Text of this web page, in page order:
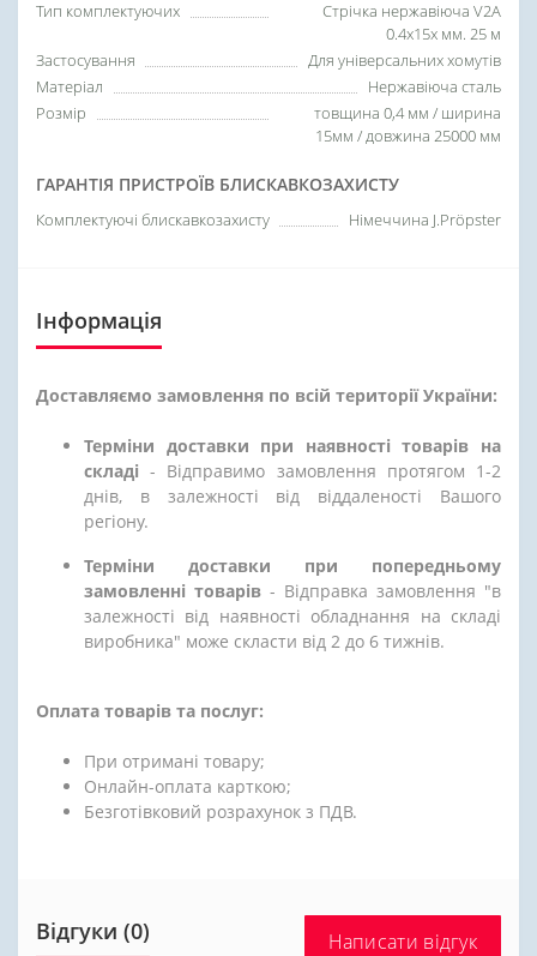
Тип комплектуючих
Стрічка нержавіюча V2A
0.4х15х мм. 25 м
Застосування
Для універсальних хомутів
Матеріал
Нержавіюча сталь
Розмір
товщина 0,4 мм / ширина
15мм / довжина 25000 мм
ГАРАНТІЯ ПРИСТРОЇВ БЛИСКАВКОЗАХИСТУ
Комплектуючі блискавкозахисту Німеччина J.Pröpster
Інформація
Доставляємо замовлення по всій території України:
Терміни доставки при наявності товарів на
складі - Відправимо замовлення протягом 1-2
днів, в залежності від віддаленості Вашого
регіону.
Терміни доставки при попередньому
замовленні товарів - Відправка замовлення "в
залежності від наявності обладнання на складі
виробника" може скласти від 2 до 6 тижнів.
Оплата товарів та послуг:
При отримані товару;
Онлайн-оплата карткою;
Безготівковий розрахунок з ПДВ.
Відгуки (0) Написати відгук